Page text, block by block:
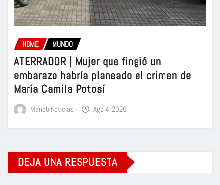
HOME MUNDO
ATERRADOR | Mujer que fingió un
embarazo habría planeado el crimen de
María Camila Potosí
ManabiNoticias Ago 4, 2026
DEJA UNA RESPUESTA